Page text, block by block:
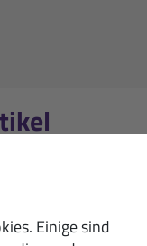
Einige sind